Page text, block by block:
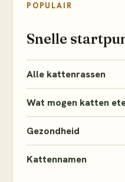
POPULAIR
Snelle
Alle kattenrassen
Wat mogen katten
Gezondheid
Kattennamen